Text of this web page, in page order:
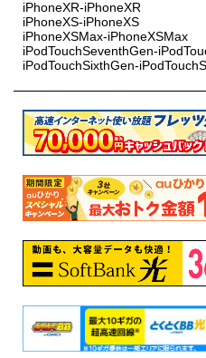
iPhoneXR-iPhoneXR
iPhoneXS-iPhoneXS
iPhoneXSMax-iPhoneXSMax
iPodTouchSeventhGen-
iPodTouchSixthGen-